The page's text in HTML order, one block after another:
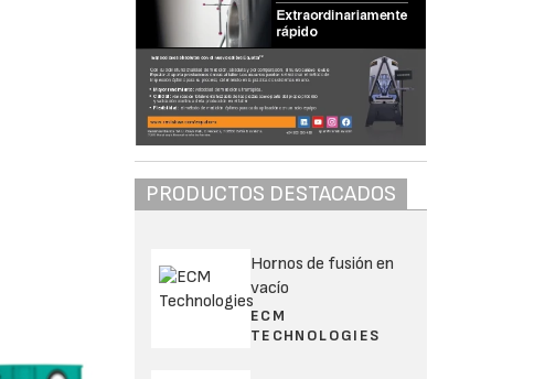
PRODUCTOS DESTACADOS
Hornos de fusión en
vacío
ECM
TECHNOLOGIES